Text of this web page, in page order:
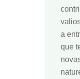
a
que